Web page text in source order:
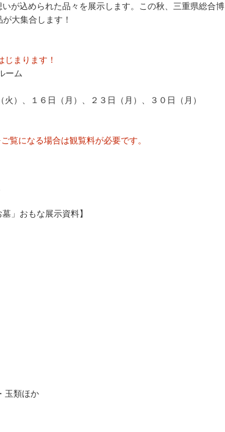
が込められた品々を展示します。この秋、三重県総合博
大集合します！
まります！
ーム
）、１６日（月）、２３日（月）、３０日（月）
覧になる場合は観覧料が必要です。
」おもな展示資料】
玉類ほか